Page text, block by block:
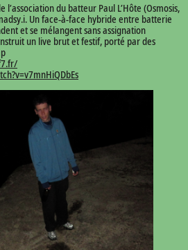
l’association du batteur Paul L’Hôte (Osmosis,
Un face-à-face hybride entre batterie
et se mélangent sans assignation
un live brut et festif, porté par des